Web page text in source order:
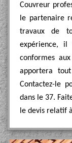
Couvreur
le partenaire
travaux de
expérience, il
conformes
apportera
Contactez-le
dans le 37.
le devis relatif